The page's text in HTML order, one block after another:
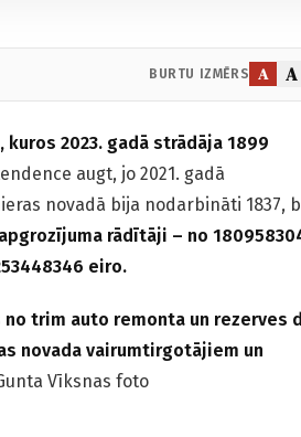
BURTU IZMĒRS A A
2023. gadā strādāja 1899
augt, jo 2021. gadā
novadā bija nodarbināti 1837,
rādītāji – no
eiro.
trim auto remonta un rezerves
novada vairumtirgotājiem un
Vīksnas foto